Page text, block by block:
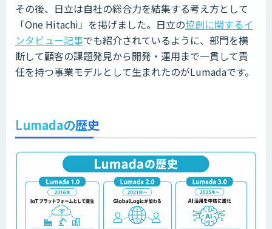
その後、日立は自社の総合力を結集する考え方として
「One Hitachi」を掲げました。日立の協創に関するイ
ンタビュー記事でも紹介されているように、部門を横
断して顧客の課題発見から開発・運用まで一貫して責
任を持つ事業モデルとして生まれたのがLumadaです。
Lumadaの歴史